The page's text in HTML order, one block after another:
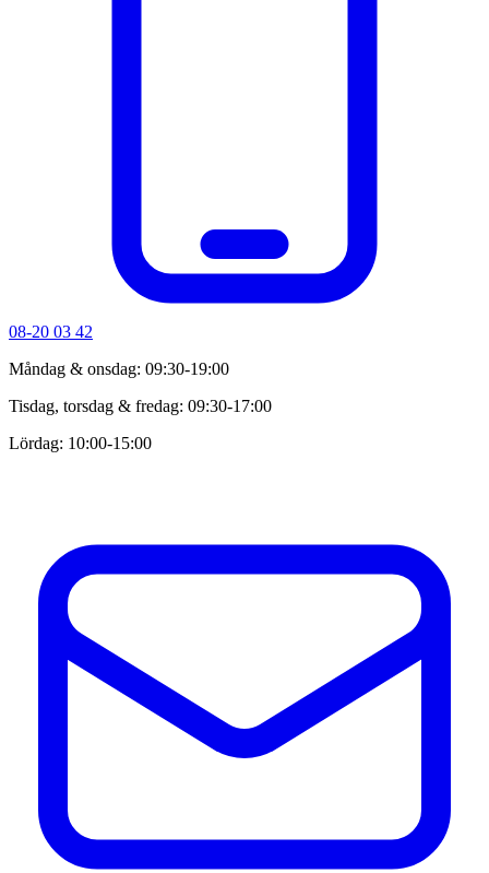
08-20 03 42
Måndag & onsdag: 09:30-19:00
Tisdag, torsdag & fredag: 09:30-17:00
Lördag: 10:00-15:00